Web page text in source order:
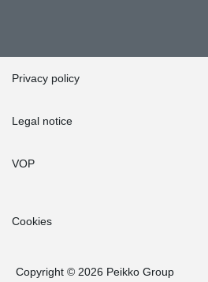
Privacy policy
Legal notice
VOP
Cookies
Copyright © 2026 Peikko Group